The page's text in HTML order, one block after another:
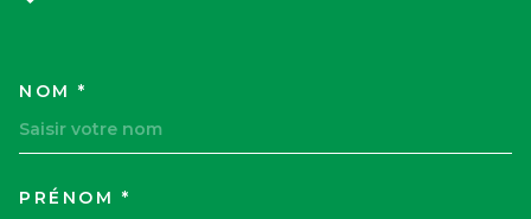
NOM *
PRÉNOM *